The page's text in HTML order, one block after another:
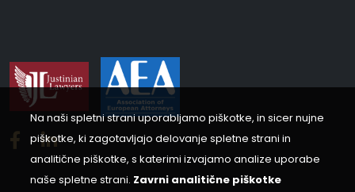
Na naši spletni strani uporabljamo piškotke, in sicer nujne
piškotke, ki zagotavljajo delovanje spletne strani in
analitične piškotke, s katerimi izvajamo analize uporabe
naše spletne strani. Zavrni analitične piškotke